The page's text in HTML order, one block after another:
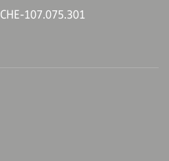
CHE-107.075.301